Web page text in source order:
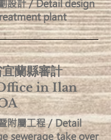
設計 / Detail design
plant
蘭縣審計
in Ilan
附屬工程 / Detail
sewerage take over